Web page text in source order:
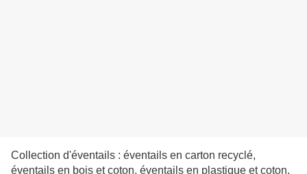
Collection d'éventails : éventails en carton recyclé,
éventails en bois et coton, éventails en plastique et coton,